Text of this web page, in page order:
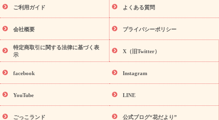
敬老の日におくる花ギフト・プレゼント特集
花ギフト・プレゼント特集
敬老の日 花のおすすめランキング
敬
老の日 花鉢植えのギフト・プレゼント特集
敬老の日 花とセットギ
フト・プレゼント特集
敬老の日の花 全てのギフト一覧
キャン
ペーン
映画『ウォーターガーディアンズ』コラボキャンペーン
「きょう誕生日なんです」キャンペーン
誕生日の花を探す
誕生日フラワーギフト 誕生日フラワーギフト特集
(トルコキキョウ)
9月の誕生花(リンドウ)
ら探す
お祝いの花特集 当日配達特急便 お祝い商品一覧
ご利用ガイド よくある質問
会社概要 プライバシーポリシー
特定商取引に関する法律に基づく表
示
X（旧Twitter）
facebook Instagram
YouTube LINE
ごっこランド 公式ブログ“花だより”